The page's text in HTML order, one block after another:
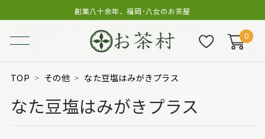
創業八十余年、福岡･八女のお茶屋
0
TOP その他 なた豆塩はみがきプラス
なた豆塩はみがきプラス